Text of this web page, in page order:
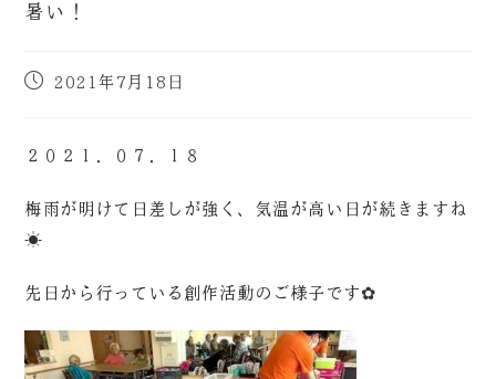
暑い！
2021年7月18日
２０２１．０７．１８
梅雨が明けて日差しが強く、気温が高い日が続きますね
☀
先日から行っている創作活動のご様子です✿